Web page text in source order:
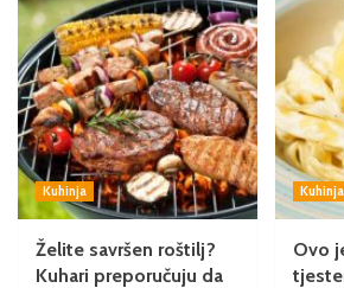
Kuhinja
Želite savršen roštilj?
Kuhari preporučuju da
Kuhinja
Ovo